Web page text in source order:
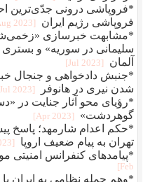
*فروپاشی درونی جدّی‌ترین
فروپاشی رژیم ایران
[2023 Aug]
*مشابهت خبرسازی
سلیمانی در سوریه» و
آلمان
[2023 Jul]
*جنبش دادخواهی و جنجال
شدن نیری در هانوفر
[2023 Jul]
*رؤیای محو آثار جنایت در
گوهردشت»
[2023 Apr]
*حکم اعدام شارمهد؛ پاسخ
تهران به پیام ضعیف اروپا
[2023 Feb]
*پیامدهای کنفرانس امنیتی
Feb]
*وهم حمله نظامی به ایران